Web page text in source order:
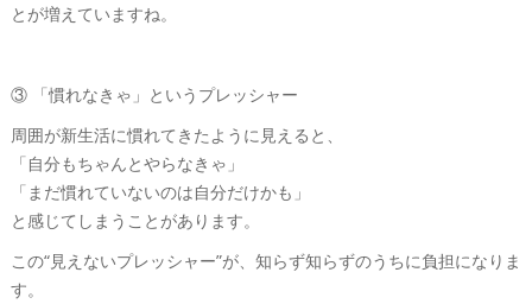
とが増えていますね。
③ 「慣れなきゃ」というプレッシャー
周囲が新生活に慣れてきたように見えると、
「自分もちゃんとやらなきゃ」
「まだ慣れていないのは自分だけかも」
と感じてしまうことがあります。
この“見えないプレッシャー”が、知らず知らずのうちに負担になりま
す。